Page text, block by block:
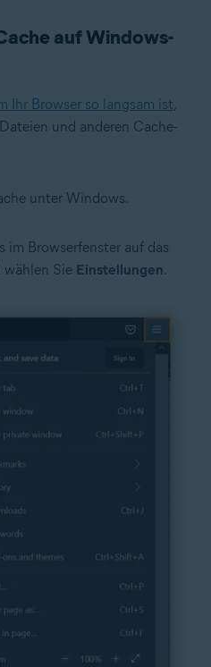
auf Windows-
Ihr Browser so langsam ist,
und anderen Cache-
unter Windows.
im Browserfenster auf das
wählen Sie Einstellungen.